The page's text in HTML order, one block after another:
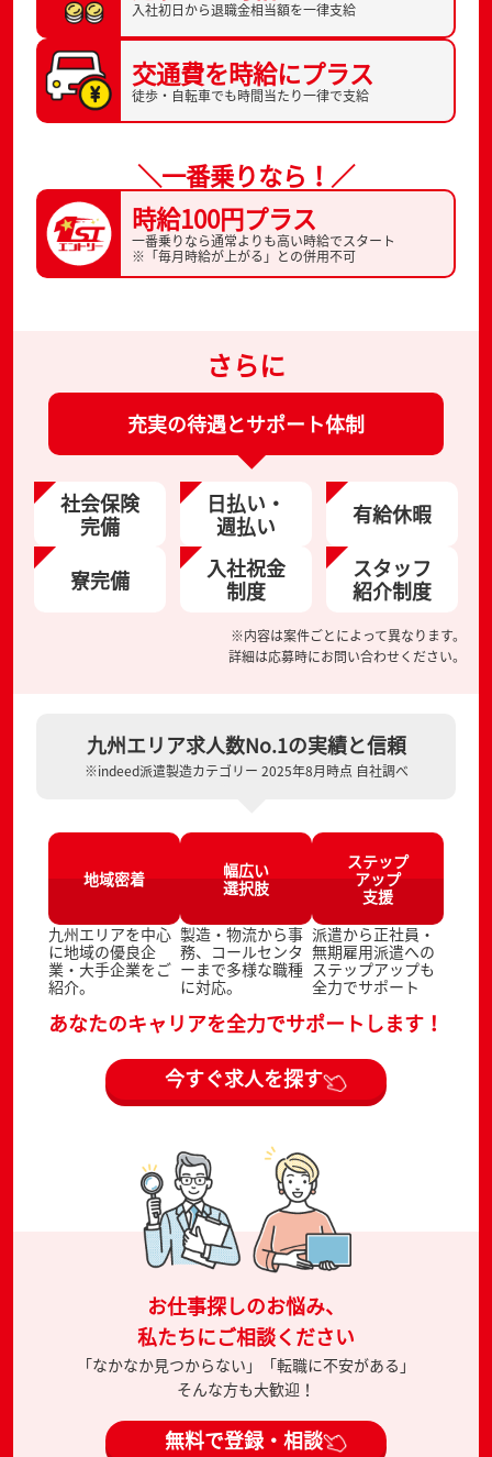
入社初日から退職金相当額を一律支給
交通費を時給にプラス
徒歩・自転車でも時間当たり一律で支給
＼一番乗りなら！／
時給100円プラス
一番乗りなら通常よりも高い時給でスタート
※「毎月時給が上がる」との併用不可
さらに
充実の待遇とサポート体制
社会保険
完備
日払い・
週払い 有給休暇
寮完備 入社祝金
制度
スタッフ
紹介制度
※内容は案件ごとによって異なります。
詳細は応募時にお問い合わせください。
九州エリア求人数No.1の実績と信頼
※indeed派遣製造カテゴリー 2025年8月時点 自社調べ
地域密着
九州エリアを中心
に地域の優良企
業・大手企業をご
紹介。
幅広い
選択肢
製造・物流から事
務、コールセンタ
ーまで多様な職種
に対応。
ステップ
アップ
支援
派遣から正社員・
無期雇用派遣への
ステップアップも
全力でサポート
あなたのキャリアを全力でサポートします！
今すぐ求人を探す
お仕事探しのお悩み、
私たちにご相談ください
「なかなか見つからない」「転職に不安がある」
そんな方も大歓迎！
無料で登録・相談